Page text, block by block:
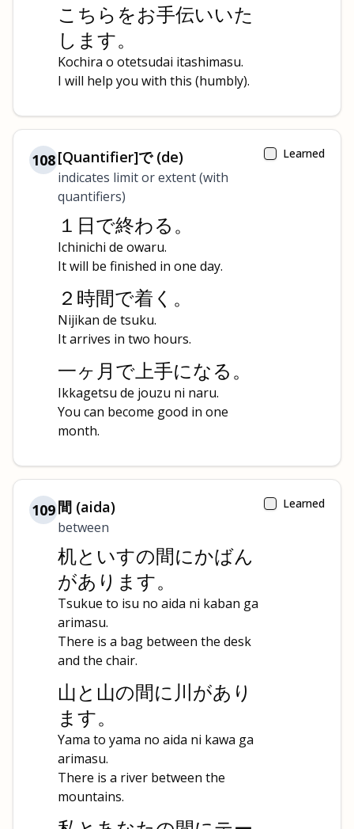
こちらをお手伝いいた
します。
Kochira o otetsudai itashimasu.
I will help you with this (humbly).
108[Quantifier]で (de)
indicates limit or extent (with
quantifiers)
１日で終わる。
Ichinichi de owaru.
It will be finished in one day.
２時間で着く。
Nijikan de tsuku.
It arrives in two hours.
一ヶ月で上手になる。
Ikkagetsu de jouzu ni naru.
You can become good in one
month.
Learned
109間 (aida)
between
机といすの間にかばん
があります。
Tsukue to isu no aida ni kaban ga
arimasu.
There is a bag between the desk
and the chair.
山と山の間に川があり
ます。
Yama to yama no aida ni kawa ga
arimasu.
There is a river between the
mountains.
Learned